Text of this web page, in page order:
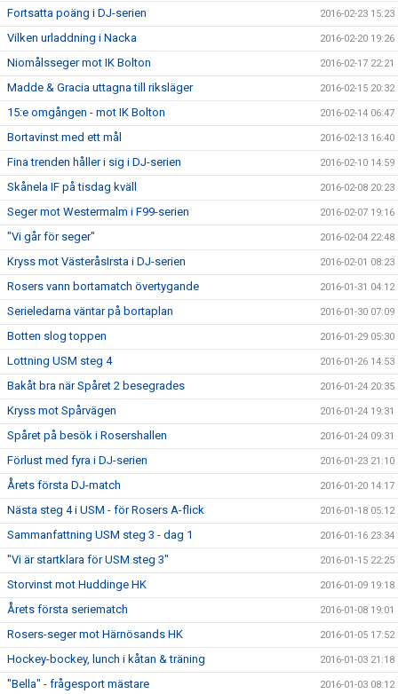
Fortsatta poäng i DJ-serien 2016-02-23 15:23
Vilken urladdning i Nacka 2016-02-20 19:26
Niomålsseger mot IK Bolton 2016-02-17 22:21
Madde & Gracia uttagna till riksläger 2016-02-15 20:32
15:e omgången - mot IK Bolton 2016-02-14 06:47
Bortavinst med ett mål 2016-02-13 16:40
Fina trenden håller i sig i DJ-serien 2016-02-10 14:59
Skånela IF på tisdag kväll 2016-02-08 20:23
Seger mot Westermalm i F99-serien 2016-02-07 19:16
"Vi går för seger" 2016-02-04 22:48
Kryss mot VästeråsIrsta i DJ-serien 2016-02-01 08:23
Rosers vann bortamatch övertygande 2016-01-31 04:12
Serieledarna väntar på bortaplan 2016-01-30 07:09
Botten slog toppen 2016-01-29 05:30
Lottning USM steg 4 2016-01-26 14:53
Bakåt bra när Spåret 2 besegrades 2016-01-24 20:35
Kryss mot Spårvägen 2016-01-24 19:31
Spåret på besök i Rosershallen 2016-01-24 09:31
Förlust med fyra i DJ-serien 2016-01-23 21:10
Årets första DJ-match 2016-01-20 14:17
Nästa steg 4 i USM - för Rosers A-flick 2016-01-18 05:12
Sammanfattning USM steg 3 - dag 1 2016-01-16 23:34
"Vi är startklara för USM steg 3" 2016-01-15 22:25
Storvinst mot Huddinge HK 2016-01-09 19:18
Årets första seriematch 2016-01-08 19:01
Rosers-seger mot Härnösands HK 2016-01-05 17:52
Hockey-bockey, lunch i kåtan & träning 2016-01-03 21:18
"Bella" - frågesport mästare 2016-01-03 08:12